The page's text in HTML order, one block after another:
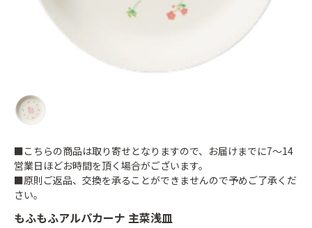
もふもふアルパカーナ 主菜浅皿
■こちらの商品は取り寄せとなりますので、お届けまでに7～14
営業日ほどお時間を頂く場合がございます。
■原則ご返品、交換を承ることができませんので予めご了承くだ
さい。